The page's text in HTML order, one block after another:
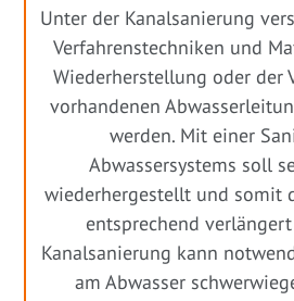
Unter der Kanalsanierung
Verfahrenstechniken und
Wiederherstellung oder der
vorhandenen
werden. Mit einer
Abwassersystems soll
wiederhergestellt und somit
entsprechend
Kanalsanierung kann
am Abwasser